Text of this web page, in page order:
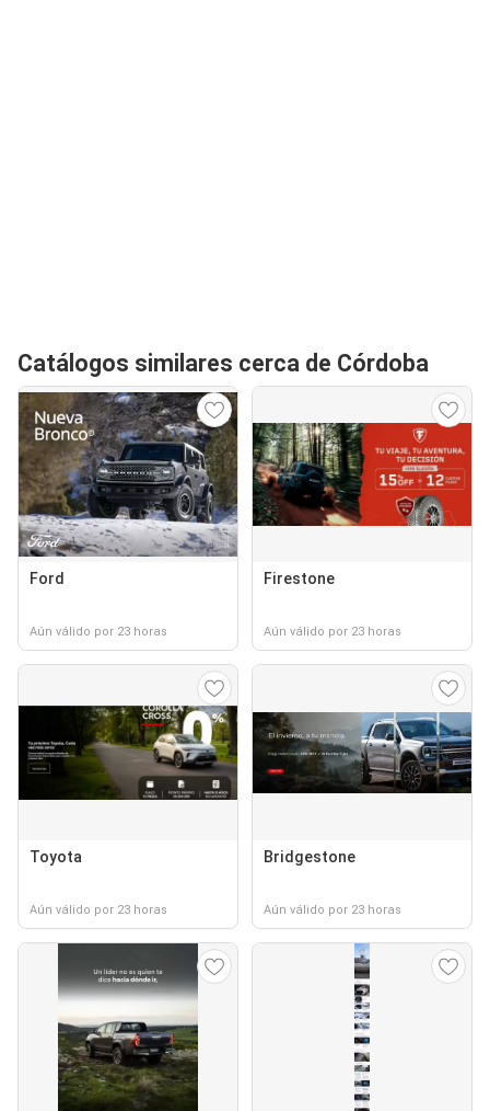
Catálogos similares cerca de Córdoba
Ford
Aún válido por 23 horas
Firestone
Aún válido por 23 horas
Toyota
Aún válido por 23 horas
Bridgestone
Aún válido por 23 horas